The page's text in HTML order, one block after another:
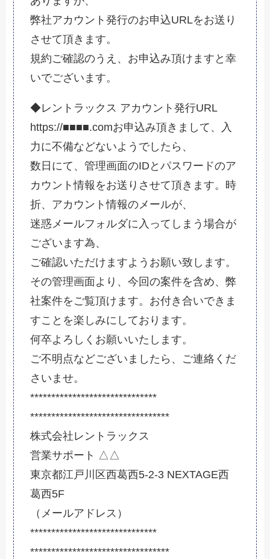
弊社アカウント発行のお申込URLをお送り
させて頂きます。
規約ご確認のうえ、お申込み頂けますと幸
いでございます。
◆レントラックス アカウント発行URL
https://■■■■.comお申込み頂きまして、入
力に不備などないようでしたら、
数日にて、管理画面のIDとパスワードのア
カウント情報をお送りさせて頂き ます。時
折、アカウント情報のメールが、
迷惑メールフォルダに入ってしまう場合が
ございます為、
ご確認いただけますようお願い致します。
その管理画面より、今回の案件を含め、弊
社案件をご覧頂けます。お付き合いできま
すことを楽しみにしております。
何卒よろしくお願いいたします。
ご不明点などございましたら、ご連絡くだ
さいませ。
******************************
*********************************
株式会社レントラックス
営業サポート △△
東京都江戸川区西葛西5-2-3 NEXTAGE西
葛西5F
（メールアドレス）
******************************
*********************************